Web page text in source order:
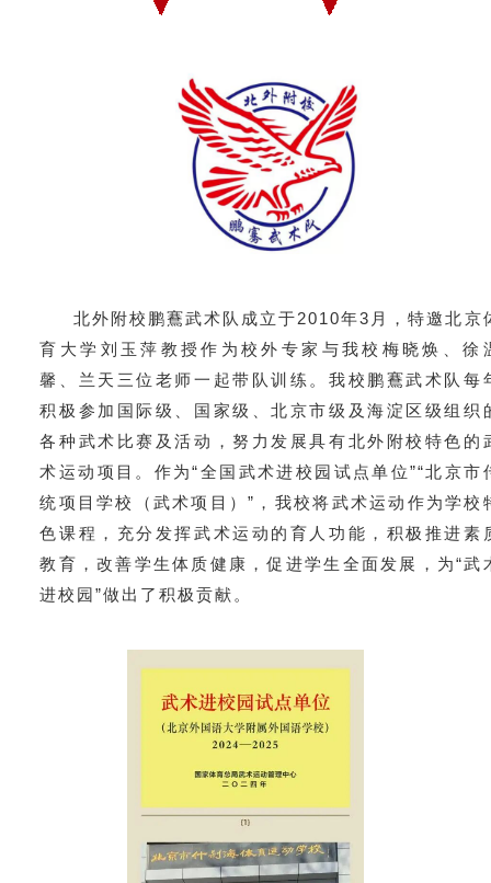
北外附校鹏鶱武术队成立于2010年3月，特邀北京
育大学刘玉萍教授作为校外专家与我校梅晓焕、徐
馨、兰天三位老师一起带队训练。我校鹏鶱武术队每
积极参加国际级、国家级、北京市级及海淀区级组织
各种武术比赛及活动，努力发展具有北外附校特色的
术运动项目。作为“全国武术进校园试点单位”“北京市
统项目学校（武术项目）”，我校将武术运动作为学校
色课程，充分发挥武术运动的育人功能，积极推进素
教育，改善学生体质健康，促进学生全面发展，为“武
进校园”做出了积极贡献。